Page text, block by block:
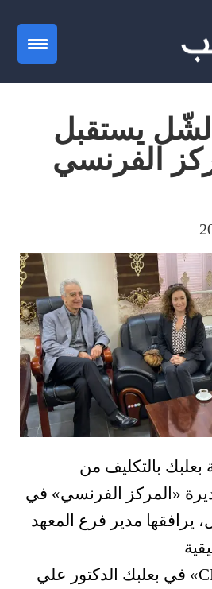
يستقبل
الفرنسي
بالتكليف من
«المركز الفرنسي» في
يرافقها مدير فرع المعهد
في بعلبك الدكتور علي